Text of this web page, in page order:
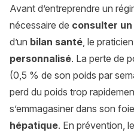
Avant d’entreprendre un
nécessaire de consulter
d’un bilan santé, le
personnalisé. La perte de
(0,5 % de son poids par
perd du poids trop
s’emmagasiner dans son
hépatique. En prévention,